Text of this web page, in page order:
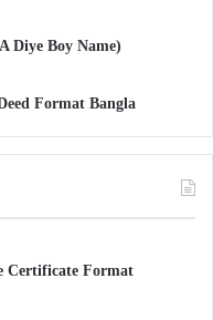
A Diye Boy Name)
Deed Format Bangla
Certificate Format